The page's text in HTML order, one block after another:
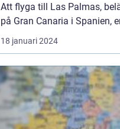
Att flyga till Las Palmas,
på Gran Canaria i Spanien,
18 januari 2024